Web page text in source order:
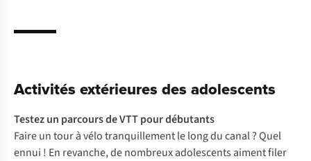
Activités extérieures des adolescents
Testez un parcours de VTTpour débutants
Faire un tour à vélo tranquillement le long du canal ? Quel
ennui ! En revanche, de nombreux adolescents aiment filer